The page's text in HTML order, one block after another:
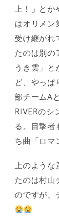
上！」とか
はオリメン
受け継がれ
たのは別の
うき雲」
ど、やっぱ
部チームA
RIVERのシ
る。目撃者
ち曲「ロマ
上のような
たのは村山
のですが、